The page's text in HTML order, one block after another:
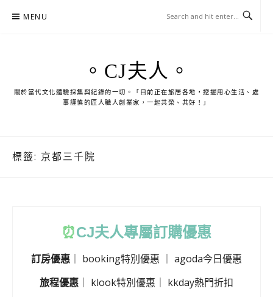
MENU
。CJ夫人。
關於當代文化體驗採集與紀錄的一切。「目前正在旅居各地，挖掘用心生活、處
事謹慎的匠人職人創業家，一起共榮、共好！」
標籤: 京都三千院
⏰CJ夫人專屬訂購優惠
訂房優惠 booking特別優惠
agoda今日優惠
旅程優惠
klook特別優惠
kkday熱門折扣